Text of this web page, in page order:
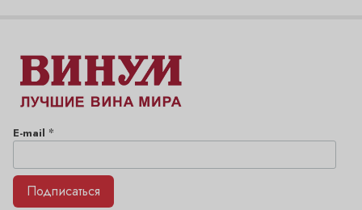
E-mail *
Подписаться